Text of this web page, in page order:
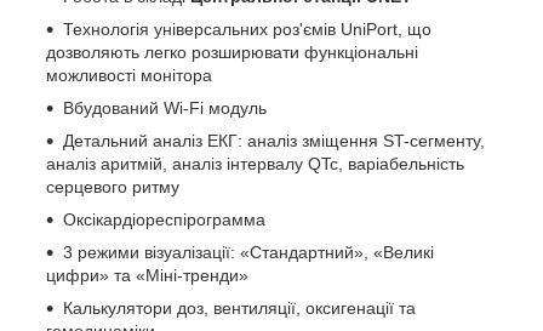
Технологія універсальних роз'ємів UniPort, що
дозволяють легко розширювати функціональні
можливості монітора
Вбудований Wi-Fi модуль
Детальний аналіз ЕКГ: аналіз зміщення ST-сегменту,
аналіз аритмій, аналіз інтервалу QTc, варіабельність
серцевого ритму
Оксікардіореспірограмма
3 режими візуалізації: «Стандартний», «Великі
цифри» та «Міні-тренди»
Калькулятори доз, вентиляції, оксигенації та